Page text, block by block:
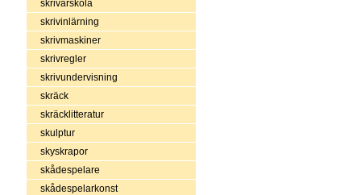
skrivarskola
skrivinlärning
skrivmaskiner
skrivregler
skrivundervisning
skräck
skräcklitteratur
skulptur
skyskrapor
skådespelare
skådespelarkonst